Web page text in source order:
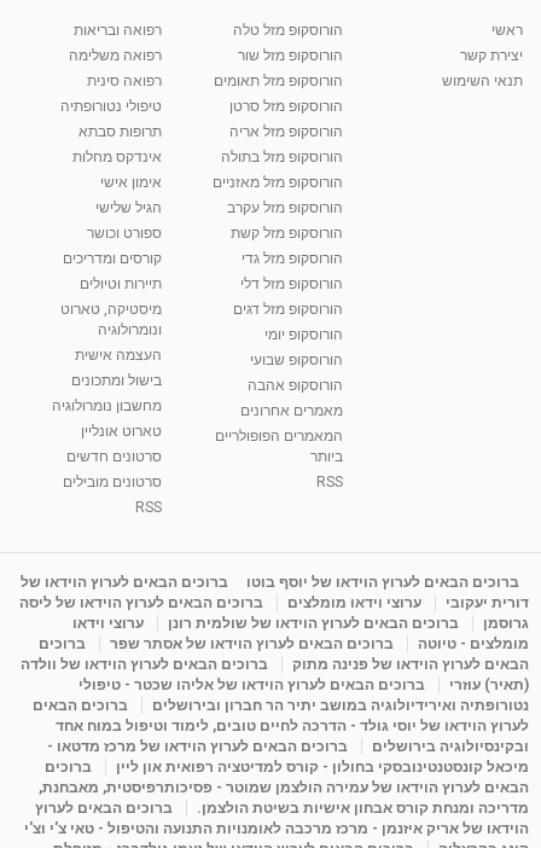
מאת Shahar-vod 1 שנה
10:17
קרין גורן - העוגה המתגלצ’ת ללא קמח
38.5k צפיות
01:37
יוסי שר - מתמחה בשיטת אלכסנדר וטאי צ'י
2,734 צפיות
01:46
רנה רז-גילו -טיפול אנרגטי ויעוץ רוחני - נומרולוגית
2,309 צפיות
05:37
סודות בתאריך הלידה, משמעות חודש הלידה -
ינואר זינה ליבשיץ נומרולוגית
ליסה גרוסמן - המרכז לאימון התנהגותי - קשב
09:12
מדיטציה בדמיון מודרך - היכרות עם האני הפנימי
מאת admin 11 שנים 3,644 צפיות
פנינה מתוק - מרכז "נתיב הלב" בהרצליה-
מדיטציה-התחדשות
Shahar-vod
ראשי
יצירת קשר
תנאי השימוש
הורוסקופ מזל טלה
הורוסקופ מזל שור
הורוסקופ מזל תאומים
הורוסקופ מזל סרטן
הורוסקופ מזל אריה
הורוסקופ מזל בתולה
הורוסקופ מזל מאזניים
הורוסקופ מזל עקרב
הורוסקופ מזל קשת
הורוסקופ מזל גדי
הורוסקופ מזל דלי
הורוסקופ מזל דגים
הורוסקופ יומי
הורוסקופ שבועי
הורוסקופ אהבה
מאמרים אחרונים
המאמרים הפופולריים
ביותר
RSS
רפואה ובריאות
רפואה משלימה
רפואה סינית
טיפולי נטורופתיה
תרופות סבתא
אינדקס מחלות
אימון אישי
הגיל שלישי
ספורט וכושר
קורסים ומדריכים
תיירות וטיולים
מיסטיקה, טארוט
ונומרולוגיה
העצמה אישית
בישול ומתכונים
מחשבון נומרולוגיה
טארוט אונליין
סרטונים חדשים
סרטונים מובילים
RSS
ברוכים הבאים לערוץ הוידאו של יוסף בוטו
ברוכים הבאים לערוץ הוידאו של
דורית יעקובי
ערוצי וידאו מומלצים
ברוכים הבאים לערוץ הוידאו של ליסה
גרוסמן
ברוכים הבאים לערוץ הוידאו של שולמית רונן
ערוצי וידאו
מומלצים - טיוטה
ברוכים הבאים לערוץ הוידאו של אסתר שפר
ברוכים
הבאים לערוץ הוידאו של פנינה מתוק
ברוכים הבאים לערוץ הוידאו של וולדה
(תאיר) עוזרי
ברוכים הבאים לערוץ הוידאו של אליהו שכטר - טיפולי
נטורופתיה ואירידיולוגיה במושב יתיר הר חברון ובירושלים
ברוכים הבאים
לערוץ הוידאו של יוסי גולד - הדרכה לחיים טובים, לימוד וטיפול במוח אחד
ובקינסיולוגיה בירושלים
ברוכים הבאים לערוץ הוידאו של מרכז מדטאו -
מיכאל קונסטנטינובסקי בחולון - קורס למדיטציה רפואית און ליין
ברוכים
הבאים לערוץ הוידאו של עמירה הולצמן שמוטר - פסיכותרפיסטית, מאבחנת,
מדריכה ומנחת קורס אבחון אישיות בשיטת הולצמן.
ברוכים הבאים לערוץ
הוידאו של אריק איזנמן - מרכז מרכבה לאומנויות התנועה והטיפול - טאי צ'י וצ'י